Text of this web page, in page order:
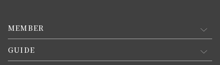
MEMBER
マイページ
GUIDE